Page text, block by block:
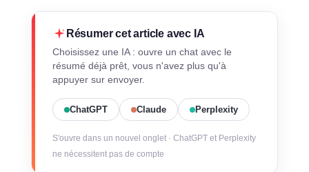
Résumer cet article avec IA
Choisissez une IA : ouvre un chat avec le
résumé déjà prêt, vous n'avez plus qu'à
appuyer sur envoyer.
ChatGPT Claude Perplexity
S'ouvre dans un nouvel onglet · ChatGPT et Perplexity
ne nécessitent pas de compte